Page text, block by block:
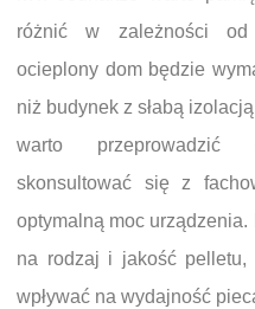
różnić w zależności od
ocieplony dom będzie
niż budynek z słabą
warto przeprowadzić
skonsultować się z
optymalną moc
na rodzaj i jakość pelletu,
wpływać na wydajność